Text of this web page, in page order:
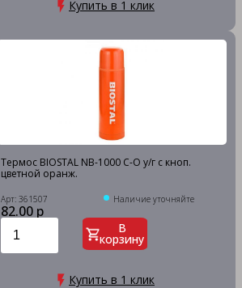
Купить в 1 клик
Термос BIOSTAL NB-1000 C-O у/г с кноп.
цветной оранж.
Арт: 361507 Наличие уточняйте
82.00 р
В
корзину
Купить в 1 клик